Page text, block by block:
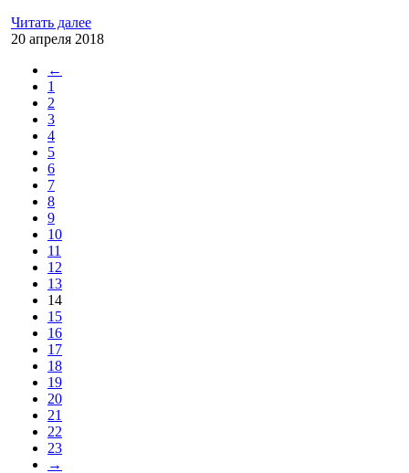
Читать далее
20 апреля 2018
←
1
2
3
4
5
6
7
8
9
10
11
12
13
14
15
16
17
18
19
20
21
22
23
→